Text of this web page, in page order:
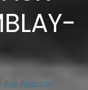
Aux Apports